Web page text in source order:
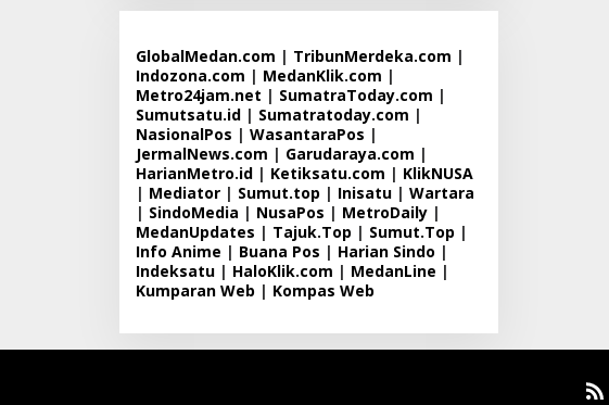
GlobalMedan.com | TribunMerdeka.com |
Indozona.com | MedanKlik.com |
Metro24jam.net | SumatraToday.com |
Sumutsatu.id| Sumatratoday.com |
NasionalPos | WasantaraPos |
JermalNews.com | Garudaraya.com |
HarianMetro.id| Ketiksatu.com | KlikNUSA
| Mediator| Sumut.top | Inisatu| Wartara
| SindoMedia | NusaPos | MetroDaily|
MedanUpdates | Tajuk.Top | Sumut.Top |
Info Anime | Buana Pos | Harian Sindo |
Indeksatu| HaloKlik.com | MedanLine |
Kumparan Web | Kompas Web